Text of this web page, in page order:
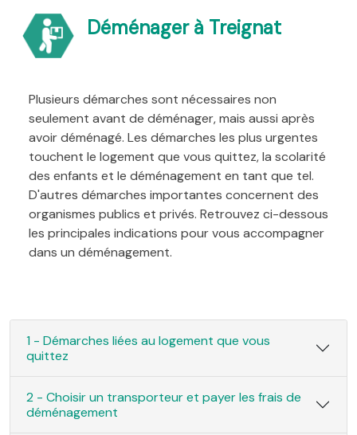
Déménager à Treignat
Plusieurs démarches sont nécessaires non
seulement avant de déménager, mais aussi après
avoir déménagé. Les démarches les plus urgentes
touchent le logement que vous quittez, la scolarité
des enfants et le déménagement en tant que tel.
D'autres démarches importantes concernent des
organismes publics et privés. Retrouvez ci-dessous
les principales indications pour vous accompagner
dans un déménagement.
1 - Démarches liées au logement que vous
quittez
2 - Choisir un transporteur et payer les frais de
déménagement